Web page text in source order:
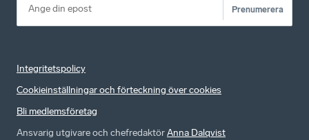
Prenumerera
Integritetspolicy
Cookieinställningar och förteckning över cookies
Bli medlemsföretag
Ansvarig utgivare och chefredaktörAnna Dalqvist